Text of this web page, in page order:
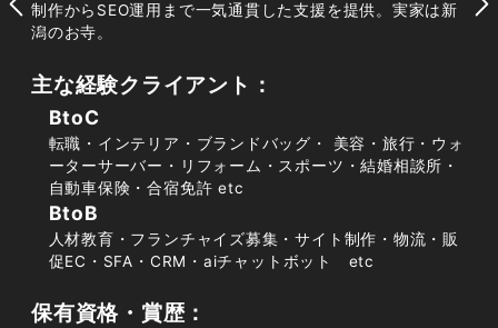
「蛇口」、SEOは「井戸」に例えられ、長期的に
安定した経営基盤を築くうえで、自社メディアに
よる集客力の強化は欠かせません。
外壁塗装のWEB集客市場・競合環境の
特徴
制作からSEO運用まで一気通貫した支援を提供。実家は新
潟のお寺。
主な経験クライアント：
BtoC
転職・インテリア・ブランドバッグ・ 美容・旅行・ウォ
ーターサーバー・リフォーム・スポーツ・結婚相談所・
自動車保険・合宿免許 etc
BtoB
人材教育・フランチャイズ募集・サイト制作・物流・販
促EC・SFA・CRM・aiチャットボット etc
保有資格・賞歴：